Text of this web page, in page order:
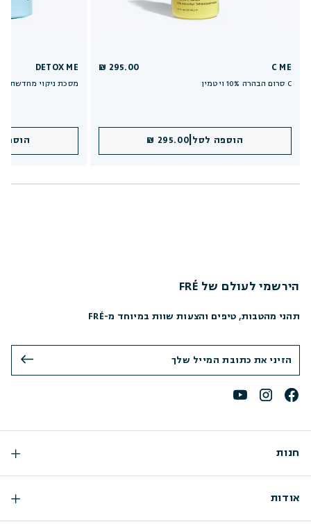
C ME
סרום הבהרה 10% ויטמין C
295.00 ₪
הוספה לסל 295.00 ₪
DETOX ME
מסכת ניקוי מחדשת
הירשמי לעולם של FRÉ
תהני מהטבות, טיפים והצעות שוות במיוחד מ-FRÉ
חנות
אודות